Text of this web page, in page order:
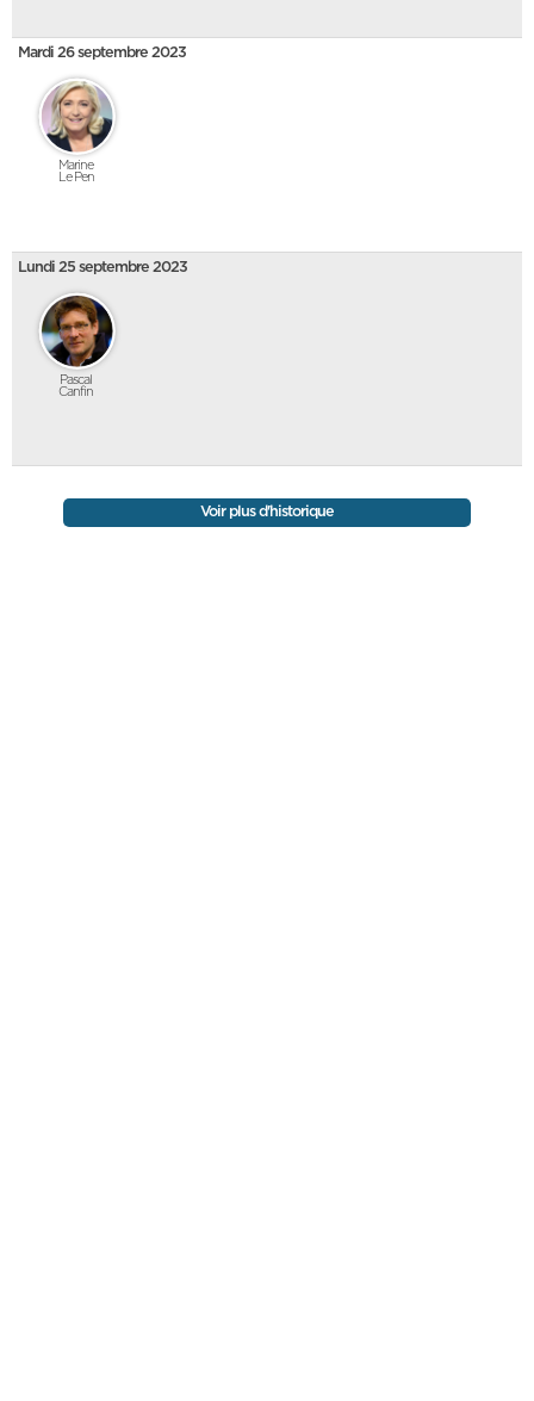
Mardi 26 septembre 2023
Marine
Le Pen
Lundi 25 septembre 2023
Pascal
Canfin
Voir plus d'historique